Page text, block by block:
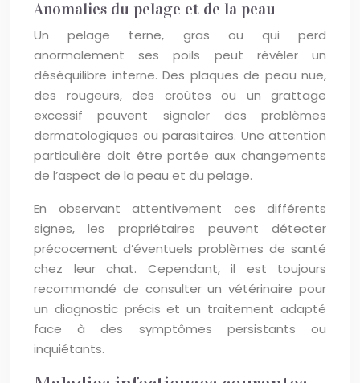
Anomalies du pelage et de la peau
Un pelage terne, gras ou qui perd
anormalement ses poils peut révéler un
déséquilibre interne. Des plaques de peau nue,
des rougeurs, des croûtes ou un grattage
excessif peuvent signaler des problèmes
dermatologiques ou parasitaires. Une attention
particulière doit être portée aux changements
de l’aspect de la peau et du pelage.
En observant attentivement ces différents
signes, les propriétaires peuvent détecter
précocement d’éventuels problèmes de santé
chez leur chat. Cependant, il est toujours
recommandé de consulter un vétérinaire pour
un diagnostic précis et un traitement adapté
face à des symptômes persistants ou
inquiétants.